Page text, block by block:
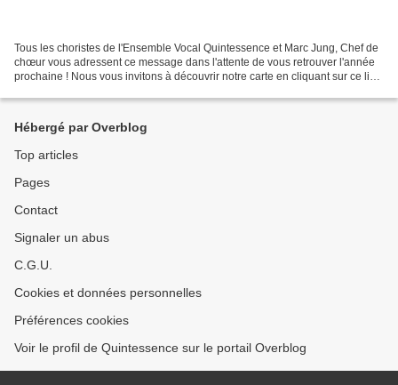
Tous les choristes de l'Ensemble Vocal Quintessence et Marc Jung, Chef de
chœur vous adressent ce message dans l'attente de vous retrouver l'année
prochaine ! Nous vous invitons à découvrir notre carte en cliquant sur ce lien
Hébergé par Overblog
Top articles
Pages
Contact
Signaler un abus
C.G.U.
Cookies et données personnelles
Préférences cookies
Voir le profil de Quintessence sur le portail Overblog